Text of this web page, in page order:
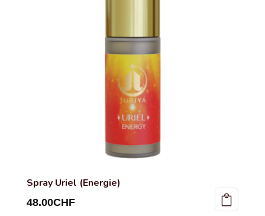
Spray Uriel (Energie)
48.00CHF